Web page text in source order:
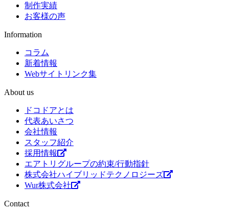
制作実績
お客様の声
Information
コラム
新着情報
Webサイトリンク集
About us
ドコドアとは
代表あいさつ
会社情報
スタッフ紹介
採用情報
エアトリグループの約束/行動指針
株式会社ハイブリッドテクノロジーズ
Wur株式会社
Contact